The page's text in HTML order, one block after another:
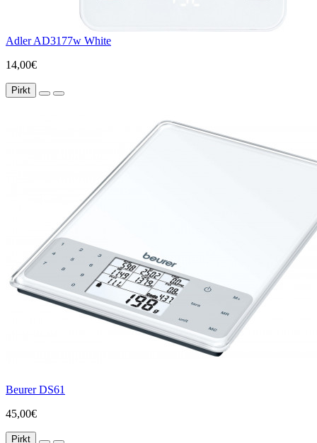
Adler AD3177w White
14,00€
Pirkt
Beurer DS61
45,00€
Pirkt